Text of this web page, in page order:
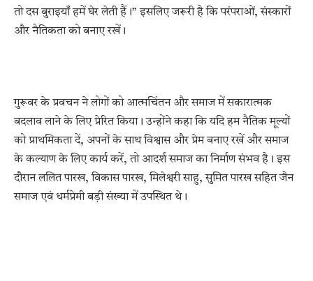
तो दस बुराइयाँ हमें घेर लेती हैं।” इसलिए जरूरी है कि परंपराओं, संस्कारों
और नैतिकता को बनाए रखें।
गुरूवर के प्रवचन ने लोगों को आत्मचिंतन और समाज में सकारात्मक
बदलाव लाने के लिए प्रेरित किया। उन्होंने कहा कि यदि हम नैतिक मूल्यों
को प्राथमिकता दें, अपनों के साथ विश्वास और प्रेम बनाए रखें और समाज
के कल्याण के लिए कार्य करें, तो आदर्श समाज का निर्माण संभव है। इस
दौरान ललित पारख, विकास पारख, मिलेश्वरी साहु, सुमित पारख सहित जैन
समाज एवं धर्मप्रेमी बड़ी संख्या में उपस्थित थे।